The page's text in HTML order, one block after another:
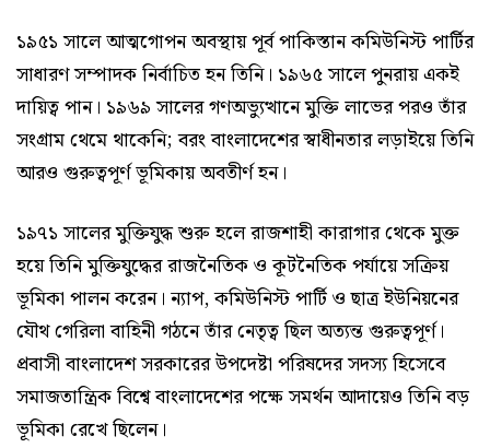
১৯৫১ সালে আত্মগোপন অবস্থায় পূর্ব পাকিস্তান কমিউনিস্ট পার্টির
সাধারণ সম্পাদক নির্বাচিত হন তিনি। ১৯৬৫ সালে পুনরায় একই
দায়িত্ব পান। ১৯৬৯ সালের গণঅভ্যুত্থানে মুক্তি লাভের পরও তাঁর
সংগ্রাম থেমে থাকেনি; বরং বাংলাদেশের স্বাধীনতার লড়াইয়ে তিনি
আরও গুরুত্বপূর্ণ ভূমিকায় অবতীর্ণ হন।
১৯৭১ সালের মুক্তিযুদ্ধ শুরু হলে রাজশাহী কারাগার থেকে মুক্ত
হয়ে তিনি মুক্তিযুদ্ধের রাজনৈতিক ও কূটনৈতিক পর্যায়ে সক্রিয়
ভূমিকা পালন করেন। ন্যাপ, কমিউনিস্ট পার্টি ও ছাত্র ইউনিয়নের
যৌথ গেরিলা বাহিনী গঠনে তাঁর নেতৃত্ব ছিল অত্যন্ত গুরুত্বপূর্ণ।
প্রবাসী বাংলাদেশ সরকারের উপদেষ্টা পরিষদের সদস্য হিসেবে
সমাজতান্ত্রিক বিশ্বে বাংলাদেশের পক্ষে সমর্থন আদায়েও তিনি বড়
ভূমিকা রেখে ছিলেন।